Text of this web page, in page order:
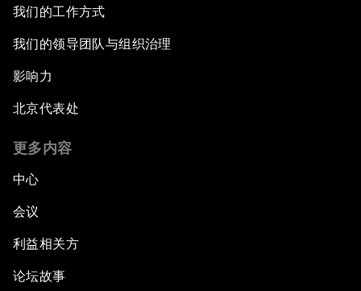
我们的工作方式
我们的领导团队与组织治理
影响力
北京代表处
更多内容
中心
会议
利益相关方
论坛故事